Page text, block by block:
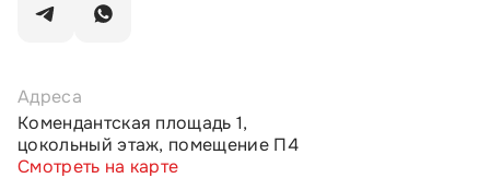
Адреса
Комендантская площадь 1,
цокольный этаж, помещение П4
Смотреть на карте